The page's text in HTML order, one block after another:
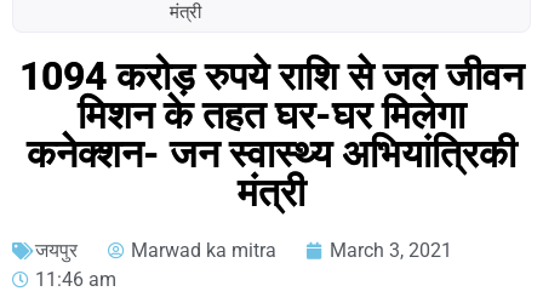
मंत्री
1094 करोड़ रुपये राशि से जल जीवन
मिशन के तहत घर-घर मिलेगा
कनेक्शन- जन स्वास्थ्य अभियांत्रिकी
मंत्री
जयपुर Marwad ka mitra
March 3, 2021
11:46 am